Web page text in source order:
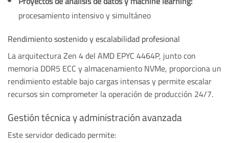
procesamiento intensivo y simultáneo
Rendimiento sostenido y escalabilidad profesional
La arquitectura Zen 4 del AMD EPYC 4464P, junto con
memoria DDR5 ECC y almacenamiento NVMe, proporciona un
rendimiento estable bajo cargas intensas y permite escalar
recursos sin comprometer la operación de producción 24/7.
Gestión técnica y administración avanzada
Este servidor dedicado permite: